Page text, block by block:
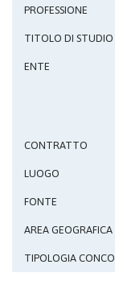
PROFESSIONE
TITOLO DI STUDIO
ENTE
CONTRATTO
LUOGO
FONTE
AREA GEOGRAFICA
TIPOLOGIA